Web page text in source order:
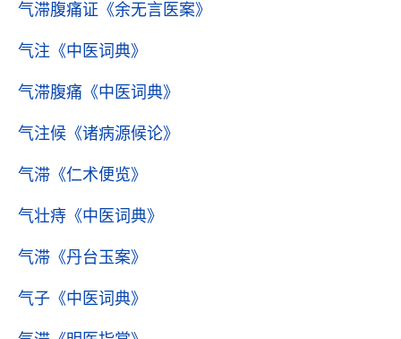
气滞腹痛证 《余无言医案》
气注 《中医词典》
气滞腹痛 《中医词典》
气注候 《诸病源候论》
气滞 《仁术便览》
气壮痔 《中医词典》
气滞 《丹台玉案》
气子 《中医词典》